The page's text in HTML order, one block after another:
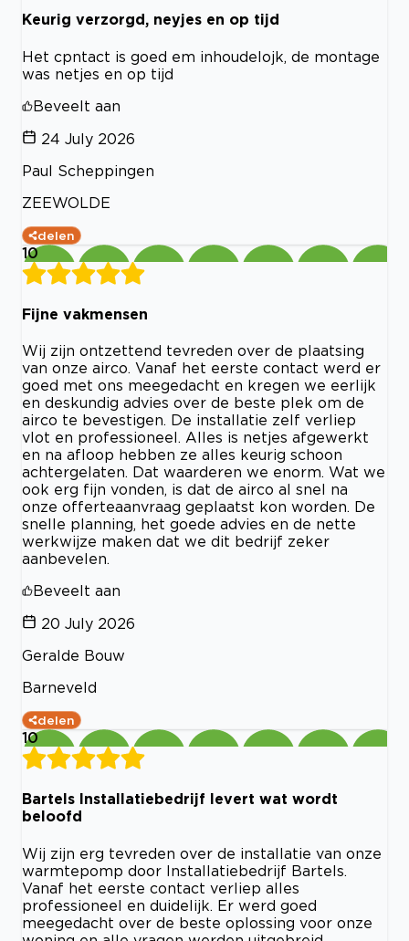
Keurig verzorgd, neyjes en op tijd
Het cpntact is goed em inhoudelojk, de montage
was netjes en op tijd
Beveelt aan
24 July 2026
Paul Scheppingen
ZEEWOLDE
delen
10
Fijne vakmensen
Wij zijn ontzettend tevreden over de plaatsing
van onze airco. Vanaf het eerste contact werd er
goed met ons meegedacht en kregen we eerlijk
en deskundig advies over de beste plek om de
airco te bevestigen. De installatie zelf verliep
vlot en professioneel. Alles is netjes afgewerkt
en na afloop hebben ze alles keurig schoon
achtergelaten. Dat waarderen we enorm. Wat we
ook erg fijn vonden, is dat de airco al snel na
onze offerteaanvraag geplaatst kon worden. De
snelle planning, het goede advies en de nette
werkwijze maken dat we dit bedrijf zeker
aanbevelen.
Beveelt aan
20 July 2026
Geralde Bouw
Barneveld
delen
10
Bartels Installatiebedrijf levert wat wordt
beloofd
Wij zijn erg tevreden over de installatie van onze
warmtepomp door Installatiebedrijf Bartels.
Vanaf het eerste contact verliep alles
professioneel en duidelijk. Er werd goed
meegedacht over de beste oplossing voor onze